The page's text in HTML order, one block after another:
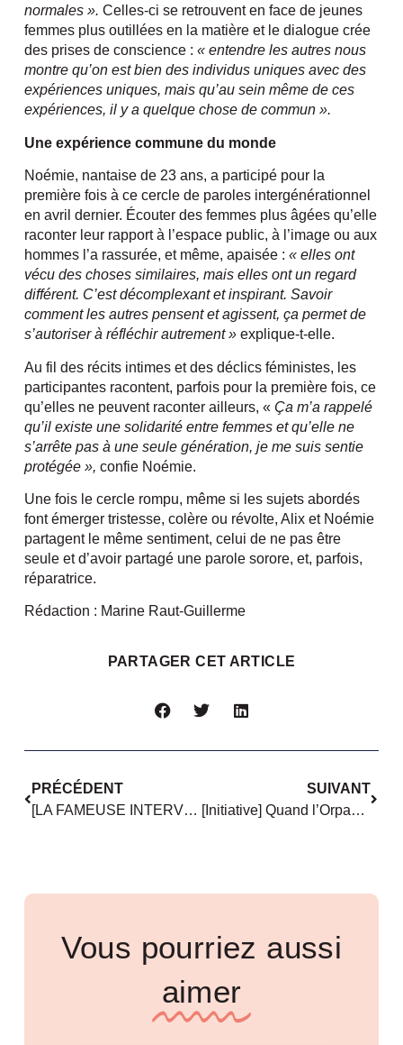
normales ». Celles-ci se retrouvent en face de jeunes
femmes plus outillées en la matière et le dialogue crée
des prises de conscience : « entendre les autres nous
montre qu’on est bien des individus uniques avec des
expériences uniques, mais qu’au sein même de ces
expériences, il y a quelque chose de commun ».
Une expérience commune du monde
Noémie, nantaise de 23 ans, a participé pour la
première fois à ce cercle de paroles intergénérationnel
en avril dernier. Écouter des femmes plus âgées qu’elle
raconter leur rapport à l’espace public, à l’image ou aux
hommes l’a rassurée, et même, apaisée : « elles ont
vécu des choses similaires, mais elles ont un regard
différent. C’est décomplexant et inspirant. Savoir
comment les autres pensent et agissent, ça permet de
s’autoriser à réfléchir autrement » explique-t-elle.
Au fil des récits intimes et des déclics féministes, les
participantes racontent, parfois pour la première fois, ce
qu’elles ne peuvent raconter ailleurs, « Ça m’a rappelé
qu’il existe une solidarité entre femmes et qu’elle ne
s’arrête pas à une seule génération, je me suis sentie
protégée », confie Noémie.
Une fois le cercle rompu, même si les sujets abordés
font émerger tristesse, colère ou révolte, Alix et Noémie
partagent le même sentiment, celui de ne pas être
seule et d’avoir partagé une parole sorore, et, parfois,
réparatrice.
Rédaction : Marine Raut-Guillerme
PARTAGER CET ARTICLE
PRÉCÉDENT
[LA FAMEUSE INTERVIEW] Fiona Schmidt, Lucile Devulder : « Transmettre demeure le meilleur moyen de faire rayonner le féminisme »
SUIVANT
[Initiative] Quand l’Orpan devient un rempart contre l’isolement social des séniors
Vous pourriez aussi
aimer